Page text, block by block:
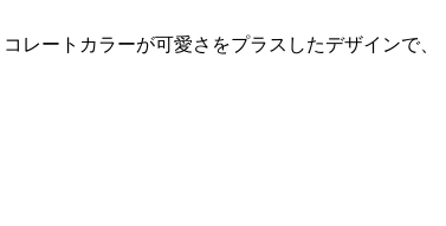
レートカラーが可愛さをプラスしたデザインで、